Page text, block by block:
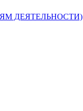
ДЕЯТЕЛЬНОСТИ)